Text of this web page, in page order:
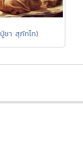
ชา สุภัทโท)